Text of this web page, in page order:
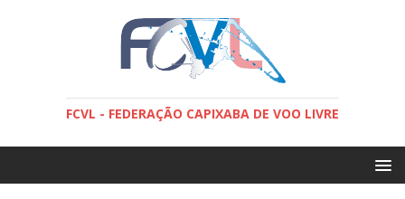
FCVL - FEDERAÇÃO CAPIXABA DE VOO LIVRE